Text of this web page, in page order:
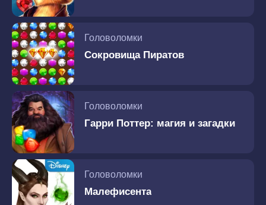
Головоломки
Сокровища Пиратов
Головоломки
Гарри Поттер: магия и загадки
Головоломки
Малефисента